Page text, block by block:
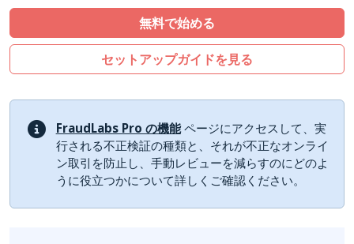
Ecwid by Lightspeed
Shopware
Sylius
無料で始める
セットアップガイドを見る
FraudLabs Pro の機能ページにアクセスして、実
行される不正検証の種類と、それが不正なオンライ
ン取引を防止し、手動レビューを減らすのにどのよ
うに役立つかについて詳しくご確認ください。